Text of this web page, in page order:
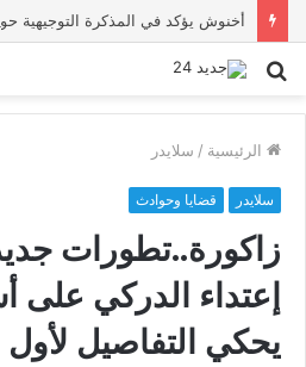
بحث
الرئيسية / سلايدر
سلايدر قضايا وحوادث
زاكورة..تطورات
إعتداء الدركي على
يحكي التفاصيل